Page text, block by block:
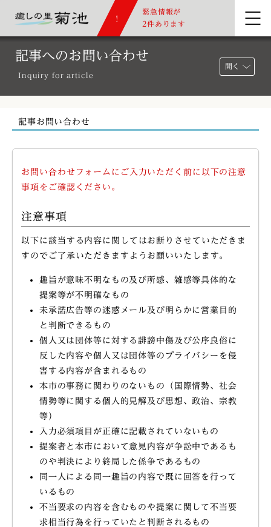
緊急情報が
2件あります
記事へのお問い合わせ
Inquiry for article
開く
記事お問い合わせ
お問い合わせフォームにご入力いただく前に以下の注意
事項をご確認ください。
注意事項
以下に該当する内容に関してはお断りさせていただきま
すのでご了承いただきますようお願いいたします。
趣旨が意味不明なもの及び所感、雑感等具体的な
提案等が不明確なもの
未承諾広告等の迷惑メール及び明らかに営業目的
と判断できるもの
個人又は団体等に対する誹謗中傷及び公序良俗に
反した内容や個人又は団体等のプライバシーを侵
害する内容が含まれるもの
本市の事務に関わりのないもの（国際情勢、社会
情勢等に関する個人的見解及び思想、政治、宗教
等）
入力必須項目が正確に記載されていないもの
提案者と本市において意見内容が争訟中であるも
のや判決により終局した係争であるもの
同一人による同一趣旨の内容で既に回答を行って
いるもの
不当要求の内容を含むものや提案に関して不当要
求相当行為を行っていたと判断されるもの